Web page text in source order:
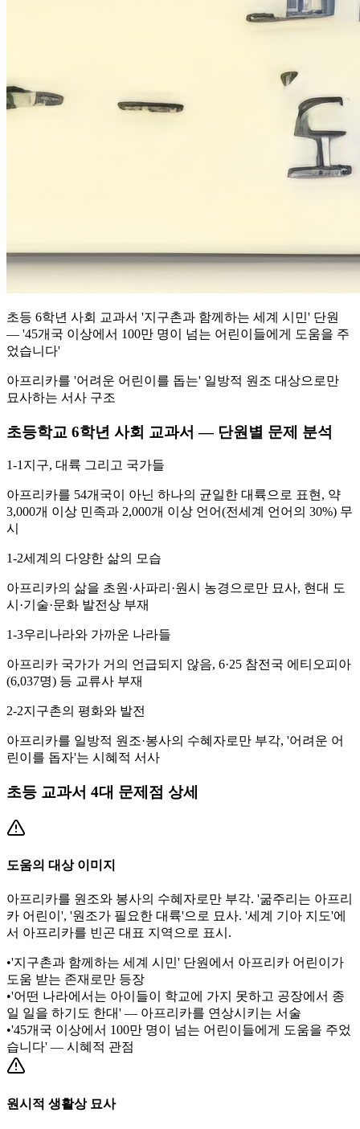
초등 6학년 사회 교과서 '지구촌과 함께하는 세계 시민' 단원
— '45개국 이상에서 100만 명이 넘는 어린이들에게 도움을 주
었습니다'
아프리카를 '어려운 어린이를 돕는' 일방적 원조 대상으로만
묘사하는 서사 구조
초등학교 6학년 사회 교과서 — 단원별 문제 분석
1-1 지구, 대륙 그리고 국가들
아프리카를 54개국이 아닌 하나의 균일한 대륙으로 표현, 약
3,000개 이상 민족과 2,000개 이상 언어(전세계 언어의 30%) 무
시
1-2세계의 다양한 삶의 모습
아프리카의 삶을 초원·사파리·원시 농경으로만 묘사, 현대 도
시·기술·문화 발전상 부재
1-3우리나라와 가까운 나라들
아프리카 국가가 거의 언급되지 않음, 6·25 참전국 에티오피아
(6,037명) 등 교류사 부재
2-2지구촌의 평화와 발전
아프리카를 일방적 원조·봉사의 수혜자로만 부각, '어려운 어
린이를 돕자'는 시혜적 서사
초등 교과서 4대 문제점 상세
도움의 대상 이미지
아프리카를 원조와 봉사의 수혜자로만 부각. '굶주리는 아프리
카 어린이', '원조가 필요한 대륙'으로 묘사. '세계 기아 지도'에
서 아프리카를 빈곤 대표 지역으로 표시.
•'지구촌과 함께하는 세계 시민' 단원에서 아프리카 어린이가
도움 받는 존재로만 등장
•'어떤 나라에서는 아이들이 학교에 가지 못하고 공장에서 종
일 일을 하기도 한대' — 아프리카를 연상시키는 서술
•'45개국 이상에서 100만 명이 넘는 어린이들에게 도움을 주었
습니다' — 시혜적 관점
원시적 생활상 묘사